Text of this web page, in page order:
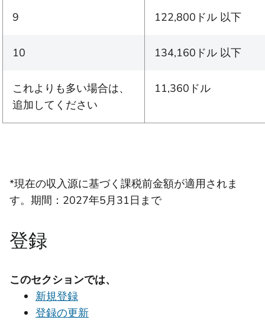
9 122,800ドル 以下
10 134,160ドル 以下
これよりも多い場合は、
追加してください
11,360ドル
*現在の収入源に基づく課税前金額が適用されま
す。期間：2027年5月31日まで
登録
このセクションでは、
新規登録
登録の更新